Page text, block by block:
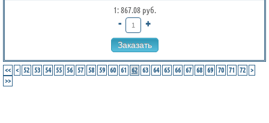
1: 867.08 руб.
- +
Заказать
<< < 52 53 54 55 56 57 58 59 60 61 62 63 64 65 66 67 68 69 70 71 72
>
>>